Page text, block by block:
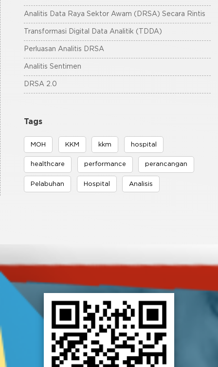
Analitis Data Raya Sektor Awam (DRSA) Secara Rintis
Transformasi Digital Data Analitik (TDDA)
Perluasan Analitis DRSA
Analitis Sentimen
DRSA 2.0
Tags
MOH KKM kkm hospital
healthcare performance perancangan
Pelabuhan Hospital Analisis